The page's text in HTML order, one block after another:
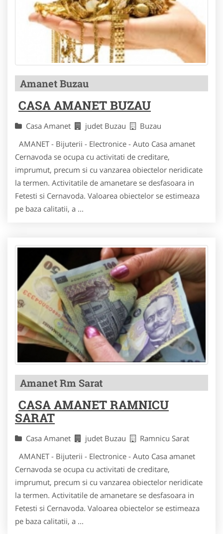
Amanet Buzau
CASA AMANET BUZAU
Casa Amanet judet Buzau
Buzau
AMANET - Bijuterii - Electronice - Auto Casa amanet
Cernavoda se ocupa cu activitati de creditare,
imprumut, precum si cu vanzarea obiectelor neridicate
la termen. Activitatile de amanetare se desfasoara in
Fetesti si Cernavoda. Valoarea obiectelor se estimeaza
pe baza calitatii, a ...
Amanet Rm Sarat
CASA AMANET RAMNICU
SARAT
Casa Amanet judet Buzau
Ramnicu Sarat
AMANET - Bijuterii - Electronice - Auto Casa amanet
Cernavoda se ocupa cu activitati de creditare,
imprumut, precum si cu vanzarea obiectelor neridicate
la termen. Activitatile de amanetare se desfasoara in
Fetesti si Cernavoda. Valoarea obiectelor se estimeaza
pe baza calitatii, a ...